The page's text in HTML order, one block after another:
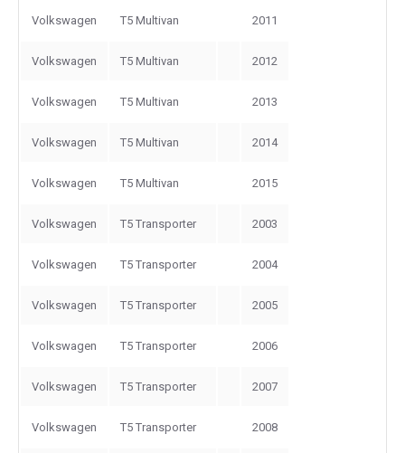
Volkswagen T5 Multivan 2011
Volkswagen T5 Multivan 2012
Volkswagen T5 Multivan 2013
Volkswagen T5 Multivan 2014
Volkswagen T5 Multivan 2015
Volkswagen T5 Transporter 2003
Volkswagen T5 Transporter 2004
Volkswagen T5 Transporter 2005
Volkswagen T5 Transporter 2006
Volkswagen T5 Transporter 2007
Volkswagen T5 Transporter 2008